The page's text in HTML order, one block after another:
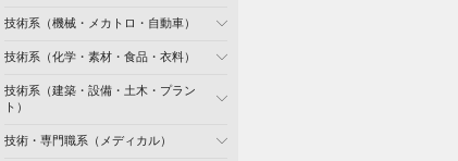
技術系（機械・メカトロ・自動車）
技術系（化学・素材・食品・衣料）
技術系（建築・設備・土木・プラン
ト）
技術・専門職系（メディカル）